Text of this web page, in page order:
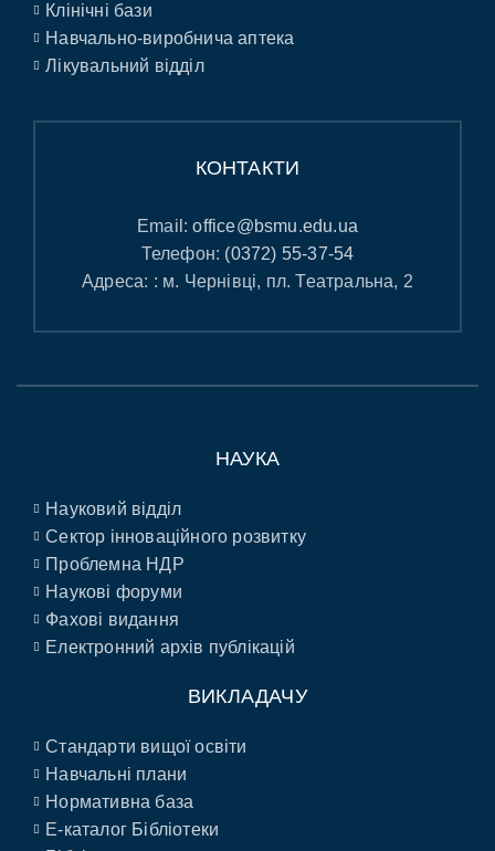
Клінічні бази
Навчально-виробнича аптека
Лікувальний відділ
КОНТАКТИ
Email:office@bsmu.edu.ua
Телефон: (0372) 55-37-54
Адреса: : м. Чернівці, пл. Театральна, 2
НАУКА
Науковий відділ
Сектор інноваційного розвитку
Проблемна НДР
Наукові форуми
Фахові видання
Електронний архів публікацій
ВИКЛАДАЧУ
Стандарти вищої освіти
Навчальні плани
Нормативна база
E-каталог Бібліотеки